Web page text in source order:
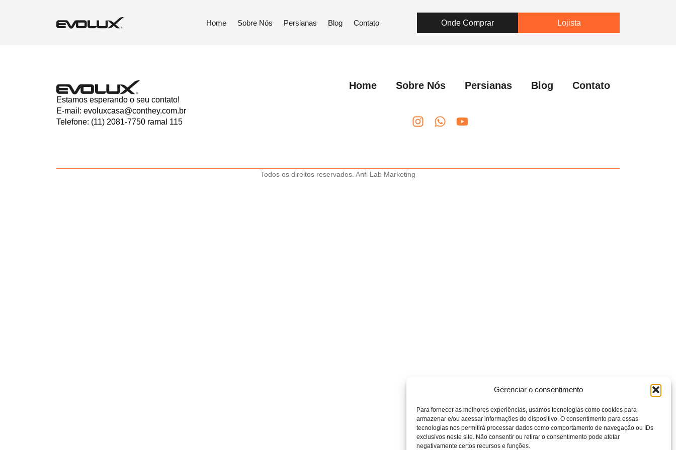
Gerenciar o consentimento
Para fornecer as melhores experiências, usamos tecnologias como cookies para
armazenar e/ou acessar informações do dispositivo. O consentimento para essas
tecnologias nos permitirá processar dados como comportamento de navegação ou IDs
exclusivos neste site. Não consentir ou retirar o consentimento pode afetar
negativamente certos recursos e funções.
Home Sobre Nós Persianas Blog Contato Onde Comprar Lojista
Frecnil Tecidos e Confecções – Lapa
Estamos esperando o seu contato!
E-mail: evoluxcasa@conthey.com.br
Telefone: (11) 2081-7750 ramal 115
Home Sobre Nós Persianas Blog Contato
Todos os direitos reservados. Anfi Lab Marketing